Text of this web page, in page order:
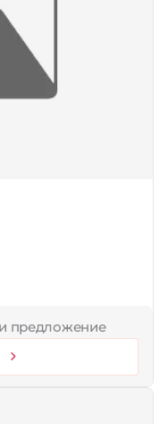
предложение